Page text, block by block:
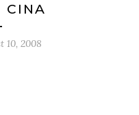
CINA
10, 2008